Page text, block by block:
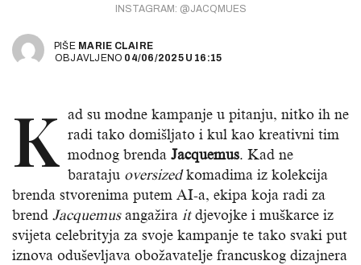
INSTAGRAM: @JACQMUES
PIŠE MARIE CLAIRE
OBJAVLJENO 04/06/2025 U 16:15
K ad su modne kampanje u pitanju, nitko ih ne
radi tako domišljato i kul kao kreativni tim
modnog brenda Jacquemus. Kad ne
barataju oversizedkomadima iz kolekcija
brenda stvorenima putem AI-a, ekipa koja radi za
brend Jacquemusangažira itdjevojke i muškarce iz
svijeta celebrityja za svoje kampanje te tako svaki put
iznova oduševljava obožavatelje francuskog dizajnera